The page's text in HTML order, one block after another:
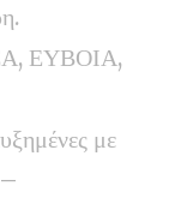
ΕΥΒΟΙΑ,
με